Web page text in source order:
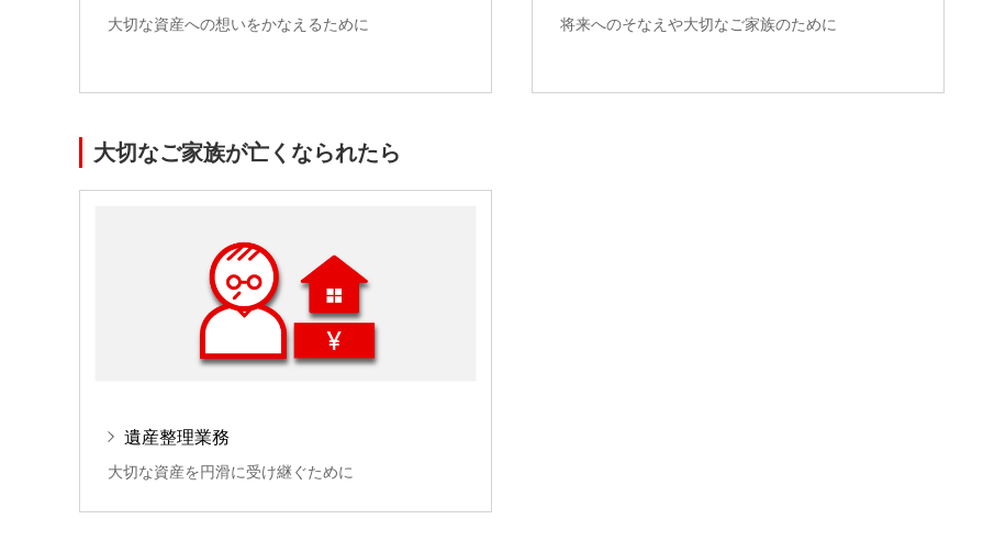
大切な資産への想いをかなえるために 将来へのそなえや大切なご家族のために
大切なご家族が亡くなられたら
遺産整理業務
大切な資産を円滑に受け継ぐために